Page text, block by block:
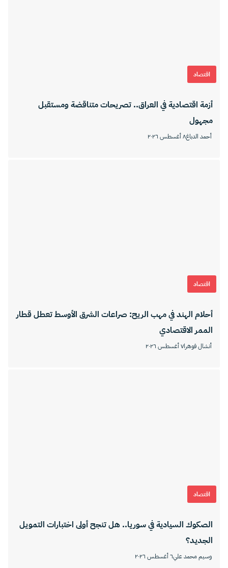
اقتصاد
أزمة اقتصادية في العراق.. تصريحات متناقضة ومستقبل
مجهول
أحمد الدباغ٨ أغسطس ٢٠٢٦
اقتصاد
أحلام الهند في مهب الريح: صراعات الشرق الأوسط تعطل قطار
الممر الاقتصادي
أنشال فوهرا٧ أغسطس ٢٠٢٦
اقتصاد
الصكوك السيادية في سوريا.. هل تنجح أولى اختبارات التمويل
الجديد؟
وسيم محمد علي٦ أغسطس ٢٠٢٦